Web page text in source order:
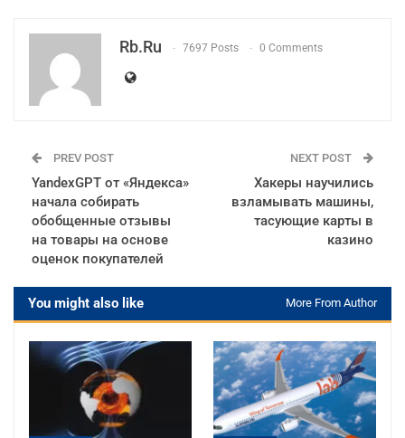
Rb.ru 7697 Posts 0 Comments
PREV POST
YandexGPT от «Яндекса»
начала собирать
обобщенные отзывы
на товары на основе
оценок покупателей
NEXT POST
Хакеры научились
взламывать машины,
тасующие карты в
казино
You might also like More From Author